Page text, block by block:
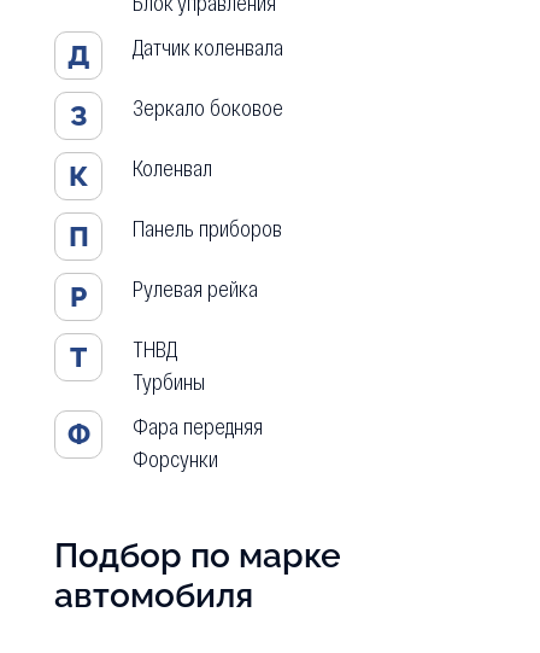
Д Датчик коленвала
З Зеркало боковое
К Коленвал
П Панель приборов
Р Рулевая рейка
Т
ТНВД
Турбины
Ф
Фара передняя
Форсунки
Подбор по марке
автомобиля